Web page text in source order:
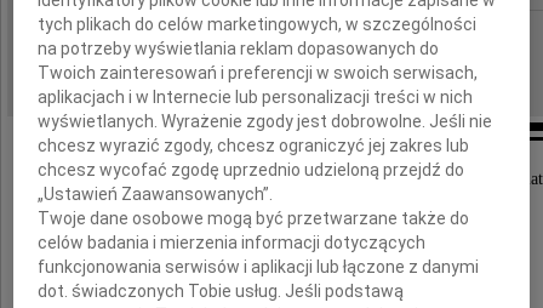
REGION: Częstochowa
DATA EMISJI: 04.04.2013
Dnia 30 marca 2013 roku zmarła w wieku 83 lat
tych plikach do celów marketingowych, w szczególności
na potrzeby wyświetlania reklam dopasowanych do
Twoich zainteresowań i preferencji w swoich serwisach,
aplikacjach i w Internecie lub personalizacji treści w nich
wyświetlanych. Wyrażenie zgody jest dobrowolne. Jeśli nie
chcesz wyrazić zgody, chcesz ograniczyć jej zakres lub
chcesz wycofać zgodę uprzednio udzieloną przejdź do
„Ustawień Zaawansowanych”.
Twoje dane osobowe mogą być przetwarzane także do
celów badania i mierzenia informacji dotyczących
funkcjonowania serwisów i aplikacji lub łączone z danymi
dot. świadczonych Tobie usług. Jeśli podstawą